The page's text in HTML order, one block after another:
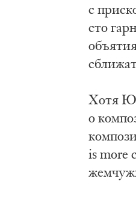
с
сто
Хо­тя
о
is more